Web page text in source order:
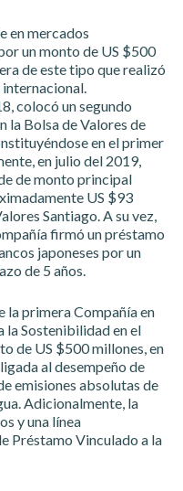
en mercados
un monto de US $500
de este tipo que realizó
internacional.
colocó un segundo
la Bolsa de Valores de
en el primer
en julio del 2019,
de monto principal
US $93
Santiago. A su vez,
firmó un préstamo
japoneses por un
de 5 años.
la primera Compañía en
la Sostenibilidad en el
de US $500 millones, en
al desempeño de
emisiones absolutas de
Adicionalmente, la
y una línea
Préstamo Vinculado a la